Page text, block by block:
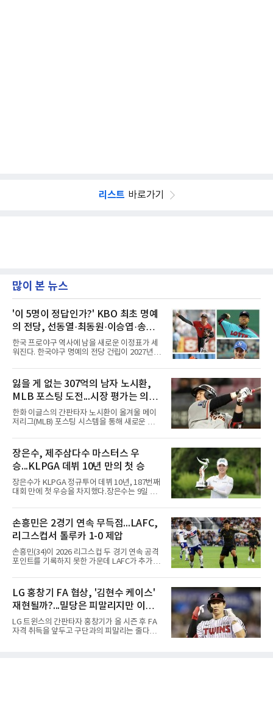
리스트 바로가기
많이 본 뉴스
'이 5명이 정답인가?' KBO 최초 명예
의 전당, 선동열·최동원·이승엽·송진
우·김응용을 둘러싼 논쟁
한국 프로야구 역사에 남을 새로운 이정표가 세
워진다. 한국야구 명예의 전당 건립이 2027년으
문으로 향하고 있다. "누가 한국 야구 최초의 명
예의 전당 헌액자가 될 것인가?"현재 가장 많이
거론되는 후보군은 선동열, 최동원, 이승엽, 송
진우, 그리고 김응용 감독이다. 한국 야구의 시
대별 상징성과 업적을 고려하면 충분히 설득력
있는 이름들이다.선동열은 한국 야구가 배출한
최고의 투수로 평가받는다. 해태 시절 통산 146
프로야구에서도 성공하며 한국 선수의 해외 진
출 가능성을 보여준 상징적인 존
잃을 게 없는 307억의 남자 노시환,
MLB 포스팅 도전...시장 평가는 의외
일 수 있어
한화 이글스의 간판타자 노시환이 올겨울 메이
저리그(MLB) 포스팅 시스템을 통해 새로운 도전
KBO리그 사상 초유의 비FA 다년 계약을 체결하
면서 동시에 해외 진출 가능성을 열어두는 조항
을 포함했다. 국내에서 이미 최고 수준의 대우와
확실한 입지를 확보한 만큼, 이번 메이저리그 도
전은 생존을 건 승부수가 아니다.오히려 잃을 것
이 없는 도전에 가깝다. 노시환은 이미 KBO리그
에서 연평균 약 28억 원에 달하는 대형 계약과
라도 돌아올 곳이 확실하다.그렇다고 포스팅 도
전의 의미가 작아지는 것은 아
장은수, 제주삼다수 마스터스 우
승...KLPGA 데뷔 10년 만의 첫 승
장은수가 KLPGA 정규투어 데뷔 10년, 187번째
대회 만에 첫 우승을 차지했다.장은수는 9일 제
서 열린 제주삼다수 마스터스(총상금 10억원)
최종 4라운드에서 보기 없이 버디 3개를 잡아 합
계 14언더파 274타를 기록했다. 13언더파 275
타 공동 2위 강채연, 문정민을 1타 차로 제치고
우승 상금 1억8천만원을 받았다.2017년 신인왕
출신인 그는 상비군과 국가대표를 거쳤지만
2020시즌 이후 세 차례 정규투어 출전권을 잃고
다 16번 홀(파4)에서 두 번째 샷을 홀 3ｍ에 붙여
버디를 잡고 단독 선두에 나섰다
손흥민은 2경기 연속 무득점...LAFC,
리그스컵서 톨루카 1-0 제압
손흥민(34)이 2026 리그스컵 두 경기 연속 공격
포인트를 기록하지 못한 가운데 LAFC가 추가시
간) 미국 로스앤젤레스 BMO 스타디움에서 열린
멕시코 리가 MX 톨루카와의 조별리그 2차전에
최전방 공격수로 선발 출전했으나 슈팅 없이 후
반 23분 주드 테리와 교체됐다. 북중미 월드컵
이후 MLS 4경기 연속 골을 넣었던 그는 지난 6
일 치바스 과달라하라전에 이어 침묵했다.전반
1분 다비드 마르티네스가 얻은 페널티킥은 비디
LG 홍창기 FA 협상, '김현수 케이스'
재현될까?...밀당은 피말리지만 이적
가능성은 낮아
LG 트윈스의 간판타자 홍창기가 올 시즌 후 FA
자격 취득을 앞두고 구단과의 피말리는 줄다리